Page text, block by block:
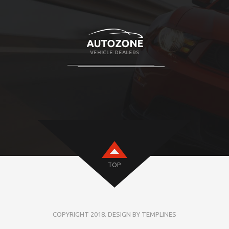
TOP
COPYRIGHT 2018. DESIGN BY TEMPLINES